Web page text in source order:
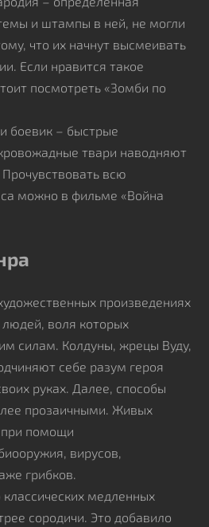
и штампы в ней, не могли
что их начнут высмеивать
Если нравится такое
посмотреть «Зомби по
боевик – быстрые
твари наводняют
всю
можно в фильме «Война
произведениях
людей, воля которых
силам. Колдуны, жрецы Вуду,
себе разум героя
руках. Далее, способы
прозаичными. Живых
помощи
вирусов,
грибков.
медленных
сородичи. Это добавило